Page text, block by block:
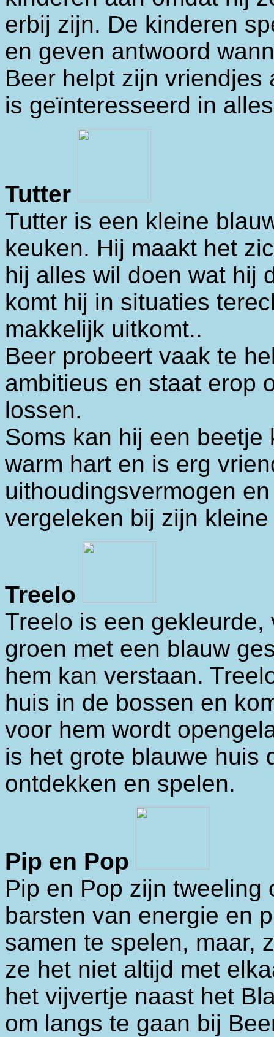
erbij zijn. De kinderen
en geven antwoord
Beer helpt zijn
is geïnteresseerd in
Tutter
Tutter is een kleine
keuken. Hij maakt het
hij alles wil doen wat hij
komt hij in situaties
makkelijk uitkomt..
Beer probeert vaak te
ambitieus en staat erop
lossen.
Soms kan hij een
warm hart en is erg
uithoudingsvermogen
vergeleken bij zijn
Treelo
Treelo is een
groen met een blauw
hem kan verstaan.
huis in de bossen en
voor hem wordt
is het grote blauwe huis
ontdekken en spelen.
Pip en Pop
Pip en Pop zijn tweeling
barsten van energie en
samen te spelen, maar,
ze het niet altijd met
het vijvertje naast het
om langs te gaan bij